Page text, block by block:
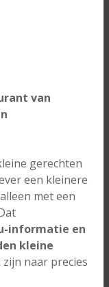
van
gerechten
een kleinere
met een
informatie en
kleine
naar precies